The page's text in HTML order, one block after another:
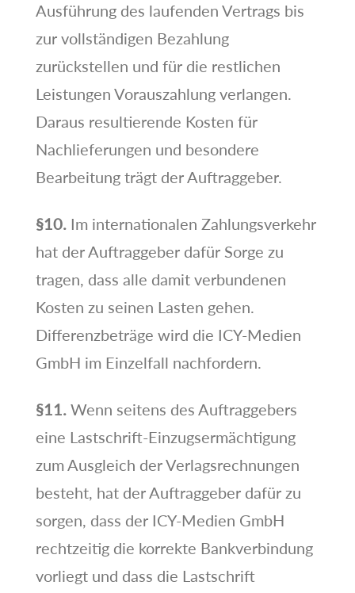
Ausführung des laufenden Vertrags bis
zur vollständigen Bezahlung
zurückstellen und für die restlichen
Leistungen Vorauszahlung verlangen.
Daraus resultierende Kosten für
Nachlieferungen und besondere
Bearbeitung trägt der Auftraggeber.
§10.Im internationalen Zahlungsverkehr
hat der Auftraggeber dafür Sorge zu
tragen, dass alle damit verbundenen
Kosten zu seinen Lasten gehen.
Differenzbeträge wird die ICY-Medien
GmbH im Einzelfall nachfordern.
§11.Wenn seitens des Auftraggebers
eine Lastschrift-Einzugsermächtigung
zum Ausgleich der Verlagsrechnungen
besteht, hat der Auftraggeber dafür zu
sorgen, dass der ICY-Medien GmbH
rechtzeitig die korrekte Bankverbindung
vorliegt und dass die Lastschrift